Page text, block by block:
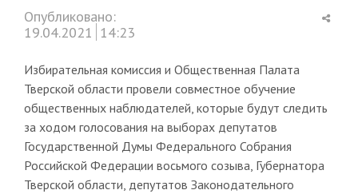
Опубликовано:
19.04.2021 14:23
Избирательная комиссия и Общественная Палата
Тверской области провели совместное обучение
общественных наблюдателей, которые будут следить
за ходом голосования на выборах депутатов
Государственной Думы Федерального Собрания
Российской Федерации восьмого созыва, Губернатора
Тверской области, депутатов Законодательного